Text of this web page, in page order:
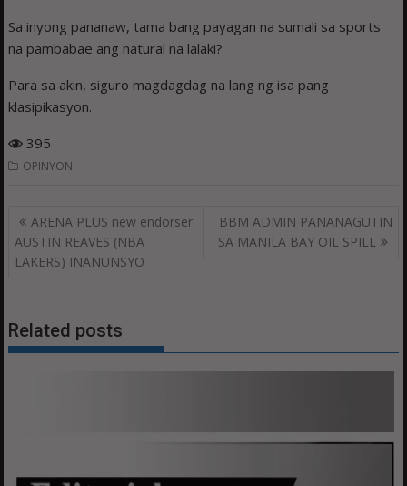
Sa inyong pananaw, tama bang payagan na sumali sa sports
na pambabae ang natural na lalaki?
Para sa akin, siguro magdagdag na lang ng isa pang
klasipikasyon.
395
OPINYON
Post
navigation
ARENA PLUS new endorser
AUSTIN REAVES (NBA
LAKERS) INANUNSYO
BBM ADMIN PANANAGUTIN
SA MANILA BAY OIL SPILL
Related posts